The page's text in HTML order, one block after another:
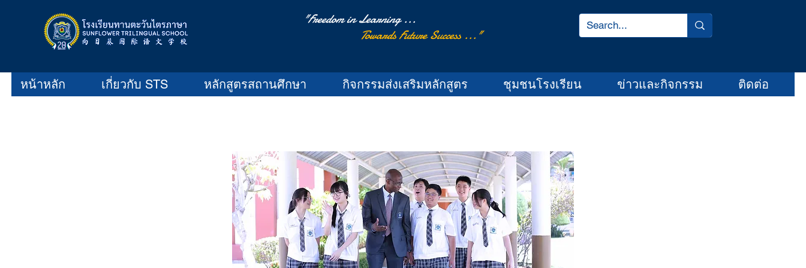
"Freedom in Learning ...
Towards Future Success ..."
หน้าหลัก เกี่ยวกับ STS หลักสูตรสถานศึกษา กิจกรรมส่งเสริมหลักสูตร ชุมชนโรงเรียน ข่าวและกิจกรรม ติดต่อ